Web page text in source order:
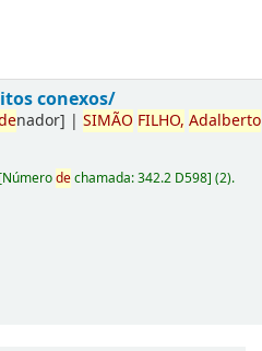
conexos/
nador] |SIMÃO FILHO, Adalberto
[Númerodechamada:342.2 D598](2).